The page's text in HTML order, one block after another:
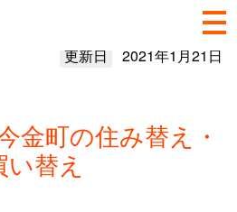
更新日 2021年1月21日
金町の住み替え・
い替え